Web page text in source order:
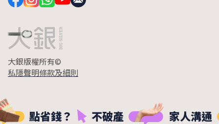
大銀版權所有©
私隱聲明條款及細則
點省錢？ 不破產 家人溝通